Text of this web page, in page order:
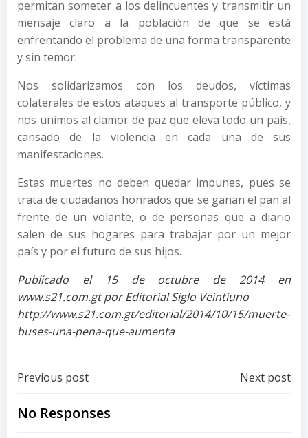
permitan someter a los delincuentes y transmitir un
mensaje claro a la población de que se está
enfrentando el problema de una forma transparente
y sin temor.
Nos solidarizamos con los deudos, víctimas
colaterales de estos ataques al transporte público, y
nos unimos al clamor de paz que eleva todo un país,
cansado de la violencia en cada una de sus
manifestaciones.
Estas muertes no deben quedar impunes, pues se
trata de ciudadanos honrados que se ganan el pan al
frente de un volante, o de personas que a diario
salen de sus hogares para trabajar por un mejor
país y por el futuro de sus hijos.
Publicado el 15 de octubre de 2014 en
www.s21.com.gt por Editorial Siglo Veintiuno
http://www.s21.com.gt/editorial/2014/10/15/muerte-
buses-una-pena-que-aumenta
Post
navigation
Previous post Next post
No Responses